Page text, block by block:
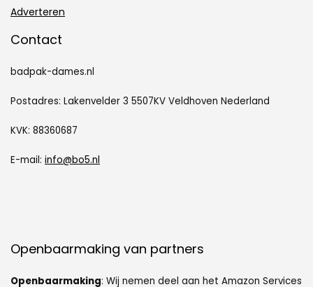
Adverteren
Contact
badpak-dames.nl
Postadres: Lakenvelder 3 5507KV Veldhoven Nederland
KVK: 88360687
E-mail: info@bo5.nl
Openbaarmaking van partners
Openbaarmaking: Wij nemen deel aan het Amazon Services